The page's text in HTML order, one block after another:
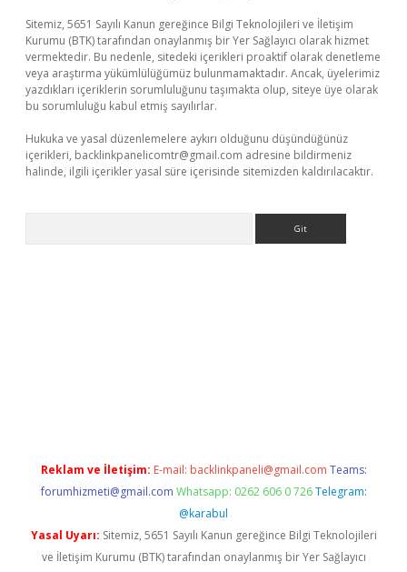
Sitemiz, 5651 Sayılı Kanun gereğince Bilgi Teknolojileri ve İletişim
Kurumu (BTK) tarafından onaylanmış bir Yer Sağlayıcı olarak hizmet
vermektedir. Bu nedenle, sitedeki içerikleri proaktif olarak denetleme
veya araştırma yükümlülüğümüz bulunmamaktadır. Ancak, üyelerimiz
yazdıkları içeriklerin sorumluluğunu taşımakta olup, siteye üye olarak
bu sorumluluğu kabul etmiş sayılırlar.
Hukuka ve yasal düzenlemelere aykırı olduğunu düşündüğünüz
içerikleri, backlinkpanelicomtr@gmail.com adresine bildirmeniz
halinde, ilgili içerikler yasal süre içerisinde sitemizden kaldırılacaktır.
Reklam ve İletişim: E-mail: backlinkpaneli@gmail.com Teams:
forumhizmeti@gmail.com Whatsapp: 0262 606 0 726 Telegram:
@karabul
Yasal Uyarı: Sitemiz, 5651 Sayılı Kanun gereğince Bilgi Teknolojileri
ve İletişim Kurumu (BTK) tarafından onaylanmış bir Yer Sağlayıcı